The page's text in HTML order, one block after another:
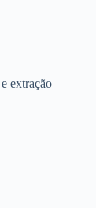
extração